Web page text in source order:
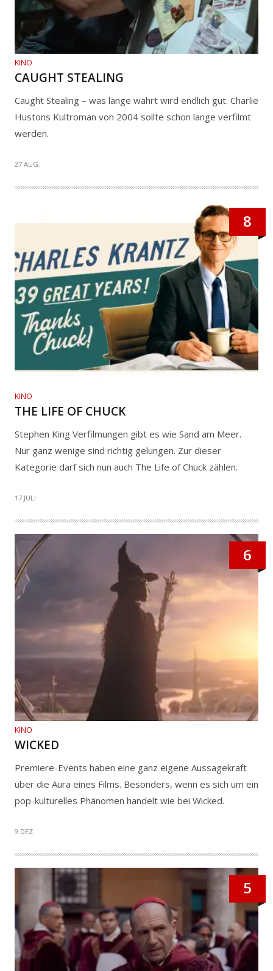
KINO
CAUGHT STEALING
Caught Stealing – was lange währt wird endlich gut. Charlie
Hustons Kultroman von 2004 sollte schon lange verfilmt
werden.
27 AUG.
8
KINO
THE LIFE OF CHUCK
Stephen King Verfilmungen gibt es wie Sand am Meer.
Nur ganz wenige sind richtig gelungen. Zur dieser
Kategorie darf sich nun auch The Life of Chuck zählen.
17 JULI
6
KINO
WICKED
Premiere-Events haben eine ganz eigene Aussagekraft
über die Aura eines Films. Besonders, wenn es sich um ein
pop-kulturelles Phänomen handelt wie bei Wicked.
9 DEZ.
5